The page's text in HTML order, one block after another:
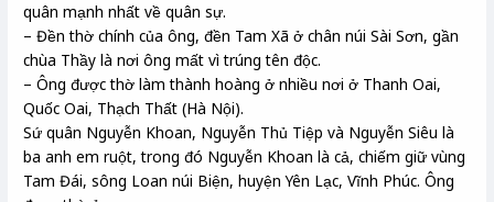
quân mạnh nhất về quân sự.
– Đền thờ chính của ông, đền Tam Xã ở chân núi Sài Sơn, gần
chùa Thầy là nơi ông mất vì trúng tên độc.
– Ông được thờ làm thành hoàng ở nhiều nơi ở Thanh Oai,
Quốc Oai, Thạch Thất (Hà Nội).
Sứ quân Nguyễn Khoan, Nguyễn Thủ Tiệp và Nguyễn Siêu là
ba anh em ruột, trong đó Nguyễn Khoan là cả, chiếm giữ vùng
Tam Đái, sông Loan núi Biện, huyện Yên Lạc, Vĩnh Phúc. Ông